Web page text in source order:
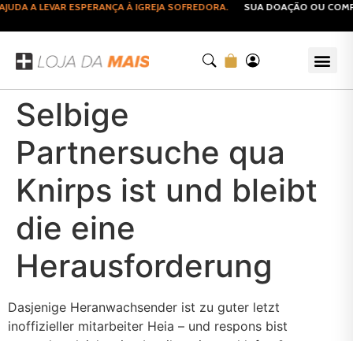
A LEVAR ESPERANÇA À IGREJA SOFREDORA. SUA DOAÇÃO OU
Selbige
Partnersuche qua
Knirps ist und bleibt
die eine
Herausforderung
Dasjenige Heranwachsender ist zu guter letzt
inoffizieller mitarbeiter Heia – und respons bist